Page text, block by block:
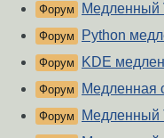
Форум Медленный
Форум Python
Форум KDE
Форум Медленная
Форум Медленный